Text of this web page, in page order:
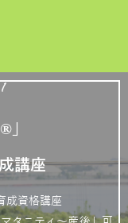
」
講座
成資格講座